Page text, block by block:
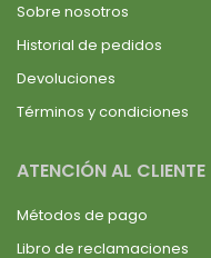
Sobre nosotros
Historial de pedidos
Devoluciones
Términos y condiciones
ATENCIÓN AL CLIENTE
Métodos de pago
Libro de reclamaciones